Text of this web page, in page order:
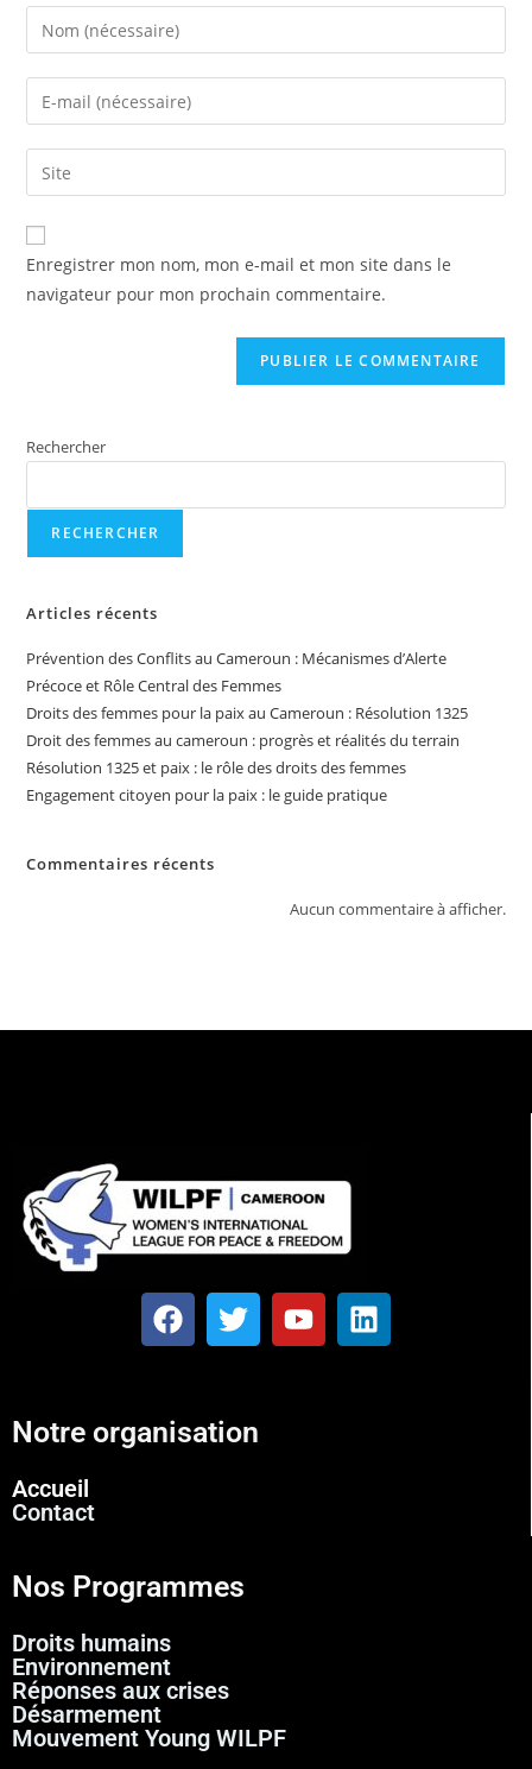
Enregistrer mon nom, mon e-mail et mon site dans le
navigateur pour mon prochain commentaire.
Rechercher
RECHERCHER
Articles récents
Prévention des Conflits au Cameroun : Mécanismes d’Alerte
Précoce et Rôle Central des Femmes
Droits des femmes pour la paix au Cameroun : Résolution 1325
Droit des femmes au cameroun : progrès et réalités du terrain
Résolution 1325 et paix : le rôle des droits des femmes
Engagement citoyen pour la paix : le guide pratique
Commentaires récents
Aucun commentaire à afficher.
Notre organisation
Accueil
Contact
Nos Programmes
Droits humains
Environnement
Réponses aux crises
Désarmement
Mouvement Young WILPF